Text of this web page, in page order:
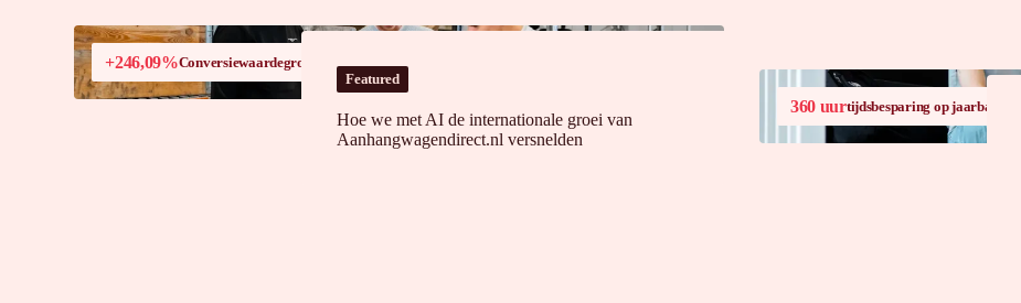
+246,09%Conversiewaardegroei in Frankrijk
Featured
Hoe we met AI de internationale groei van
Aanhangwagendirect.nl versnelden
360 uurtijdsbesparing op jaarbasis